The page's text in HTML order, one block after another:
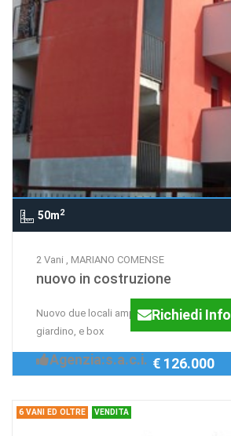
50m2
2 Vani , MARIANO COMENSE
nuovo in costruzione
Nuovo due locali ampia metratura con
giardino, e box
Richiedi Info
Agenzia:s.a.c.i. € 126.000
6 VANI ED OLTRE VENDITA